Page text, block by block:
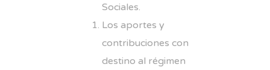
Sociales.
Los aportes y
contribuciones con
destino al régimen